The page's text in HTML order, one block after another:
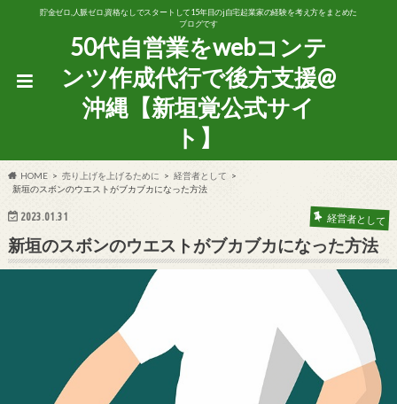
貯金ゼロ,人脈ゼロ,資格なしでスタートして15年目のj自宅起業家の経験を考え方をまとめた
ブログです
50代自営業をwebコンテ
ンツ作成代行で後方支援@
沖縄【新垣覚公式サイ
ト】
HOME 売り上げを上げるために
経営者として
新垣のスボンのウエストがブカブカになった方法
2023.01.31 経営者として
新垣のスボンのウエストがブカブカになった方法